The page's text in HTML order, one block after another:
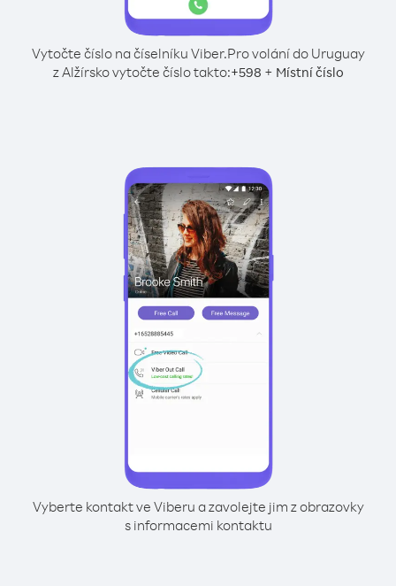
Vytočte číslo na číselníku Viber.Pro volání do Uruguay
z Alžírsko vytočte číslo takto:+598 + Místní číslo
Vyberte kontakt ve Viberu a zavolejte jim z obrazovky
s informacemi kontaktu